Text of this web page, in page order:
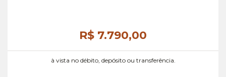
R$ 7.790,00
à vista no débito, depósito ou transferência.